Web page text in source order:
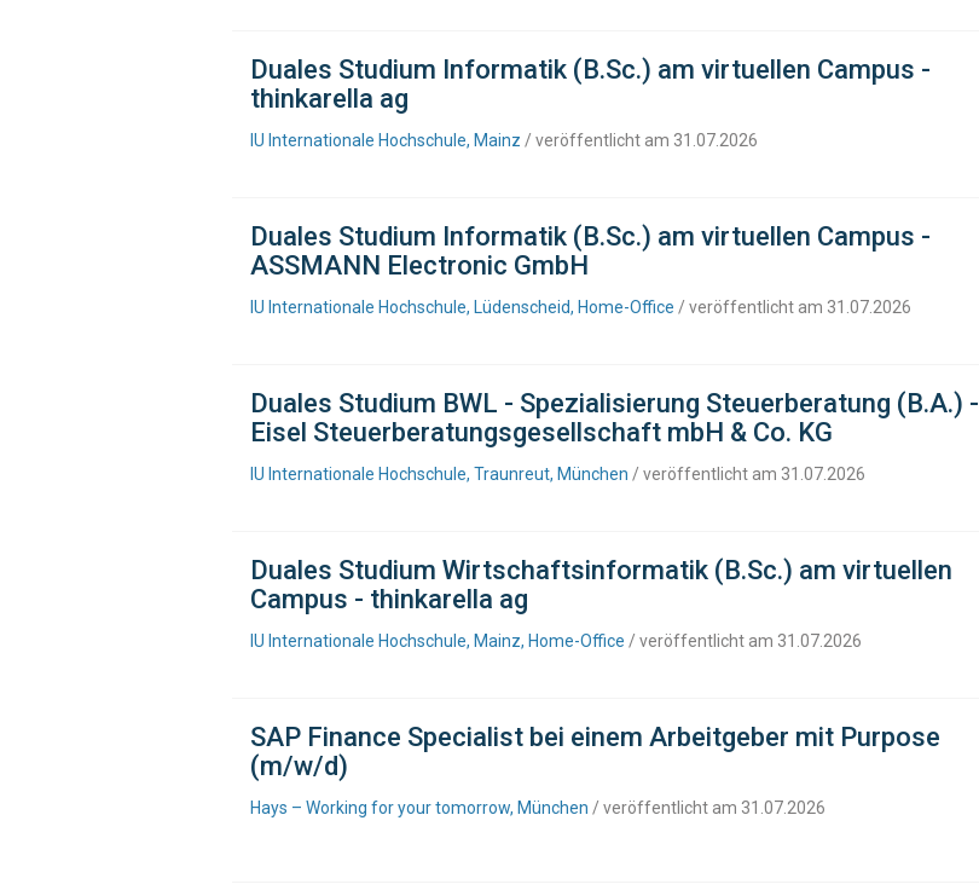
Duales Studium Informatik (B.Sc.) am virtuellen Campus -
thinkarella ag
IU Internationale Hochschule, Mainz / veröffentlicht am 31.07.2026
Duales Studium Informatik (B.Sc.) am virtuellen Campus -
ASSMANN Electronic GmbH
IU Internationale Hochschule, Lüdenscheid, Home-Office / veröffentlicht am 31.07.2026
Duales Studium BWL - Spezialisierung Steuerberatung (B.A.) -
Eisel Steuerberatungsgesellschaft mbH & Co. KG
IU Internationale Hochschule, Traunreut, München / veröffentlicht am 31.07.2026
Duales Studium Wirtschaftsinformatik (B.Sc.) am virtuellen
Campus - thinkarella ag
IU Internationale Hochschule, Mainz, Home-Office / veröffentlicht am 31.07.2026
SAP Finance Specialist bei einem Arbeitgeber mit Purpose
(m/w/d)
Hays – Working for your tomorrow, München / veröffentlicht am 31.07.2026